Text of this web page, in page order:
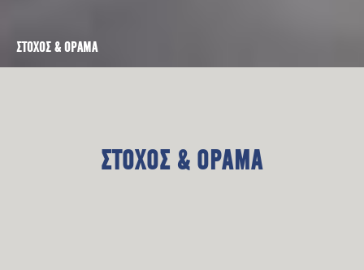
ΣΤΟΧΟΣ & ΟΡΑΜΑ
ΣΤΟΧΟΣ & ΟΡΑΜΑ